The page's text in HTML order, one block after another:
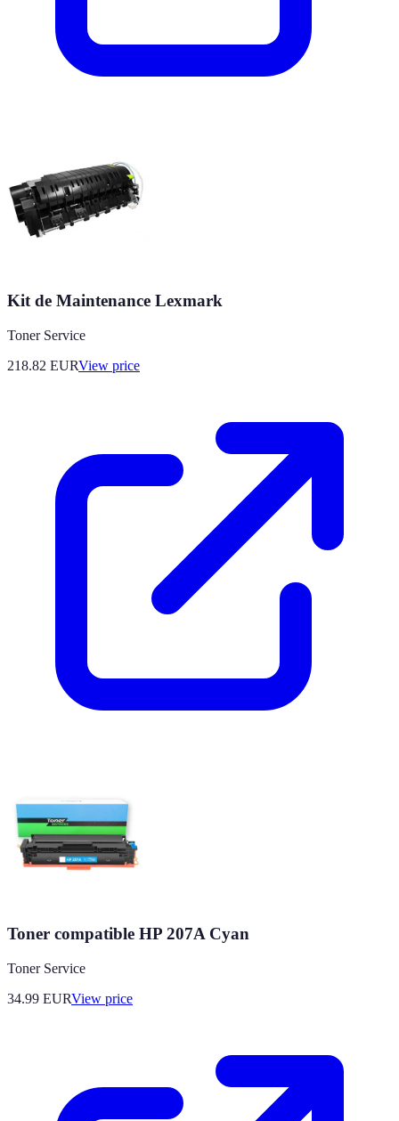
Kit de Maintenance Lexmark
Toner Service
218.82 EURView price
Toner compatible HP 207A Cyan
Toner Service
34.99 EURView price